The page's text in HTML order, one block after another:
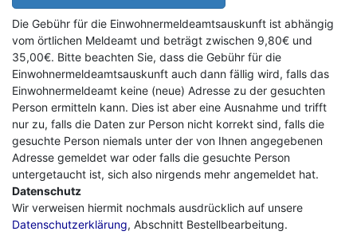
Die Gebühr für die Einwohnermeldeamtsauskunft ist abhängig
vom örtlichen Meldeamt und beträgt zwischen 9,80€ und
35,00€. Bitte beachten Sie, dass die Gebühr für die
Einwohnermeldeamtsauskunft auch dann fällig wird, falls das
Einwohnermeldeamt keine (neue) Adresse zu der gesuchten
Person ermitteln kann. Dies ist aber eine Ausnahme und trifft
nur zu, falls die Daten zur Person nicht korrekt sind, falls die
gesuchte Person niemals unter der von Ihnen angegebenen
Adresse gemeldet war oder falls die gesuchte Person
untergetaucht ist, sich also nirgends mehr angemeldet hat.
Datenschutz
Wir verweisen hiermit nochmals ausdrücklich auf unsere
Datenschutzerklärung, Abschnitt Bestellbearbeitung.